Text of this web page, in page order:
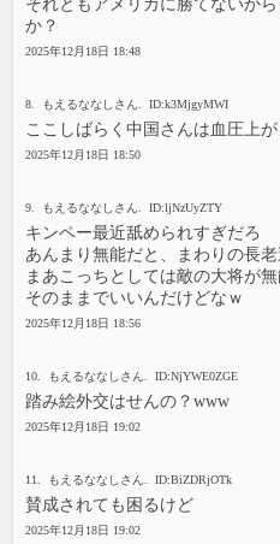
それともアメリカに勝てないか
か？
2025年12月18日 18:48
8. もえるななしさん. ID:k3MjgyMWI
ここしばらく中国さんは血圧上
2025年12月18日 18:50
9. もえるななしさん. ID:ljNzUyZTY
キンペー最近舐められすぎだろ
あんまり無能だと、まわりの長
まあこっちとしては敵の大将が
そのままでいいんだけどなｗ
2025年12月18日 18:56
10. もえるななしさん. ID:NjYWE0ZGE
踏み絵外交はせんの？www
2025年12月18日 19:02
11. もえるななしさん. ID:BiZDRjOTk
賛成されても困るけど
2025年12月18日 19:02